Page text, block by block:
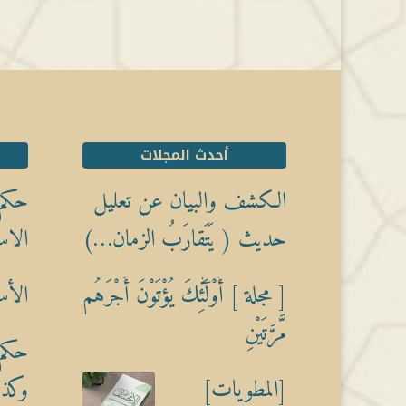
أحدث المجلات
الكشف والبيان عن تعليل
حديث ( يَتَقارَبُ الزمان…)
[ مجلة ] أُوْلَٰٓئِكَ يُؤْتَوْنَ أَجْرَهُم
مَّرَّتَيْنِ
[المطويات]